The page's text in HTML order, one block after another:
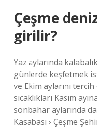
Çeşme
girilir?
Yaz aylarında
günlerde keşfetmek
ve Ekim aylarını
sıcaklıkları Kasım
sonbahar aylarında
Kasabası › Çeşme